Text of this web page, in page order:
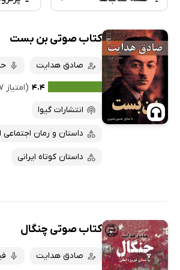
تازه‌ها
ارزان
همه کتاب‌ها
کتاب‌های صوتی
کتاب‌های متنی
کتاب صوتی بن بست
صادق هدایت
۴.۴ (امتیاز ۱۷ نفر)
انتشارات گیوا
داستان و رمان اجتماعی
داستان کوتاه ایرانی
کتاب صوتی چنگال
صادق هدایت